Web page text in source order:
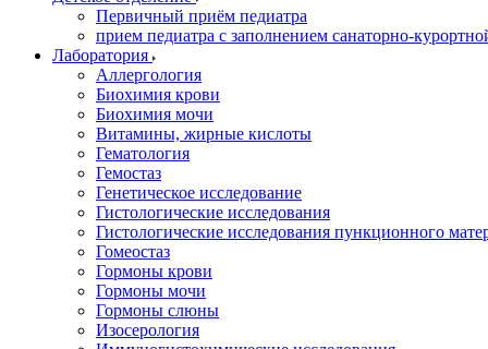
Первичный приём педиатра
прием педиатра с заполнением санаторно-
Лаборатория
Аллергология
Биохимия крови
Биохимия мочи
Витамины, жирные кислоты
Гематология
Гемостаз
Генетическое исследование
Гистологические исследования
Гистологические исследования пункционного
Гомеостаз
Гормоны крови
Гормоны мочи
Гормоны слюны
Изосерология